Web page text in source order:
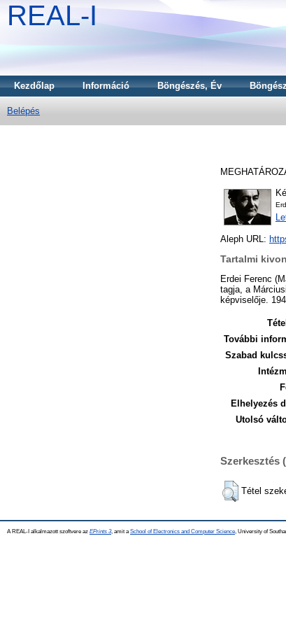
REAL-I
Kezdőlap Információ Böngészés, Év
Belépés
Aleph URL:
Tartalmi
Erdei Ferenc
tagja, a
képviselője.
További
Szabad
Elhelyezés
Utolsó
Szerkesztés
Tétel
A REAL-I alkalmazott szoftvere az EPrints 3, amit a School of Electronics and Computer Science , University of